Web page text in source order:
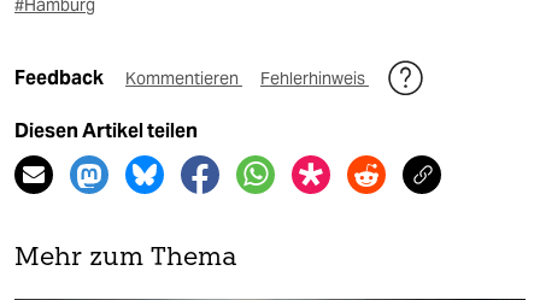
#Hamburg
Feedback Kommentieren Fehlerhinweis
Diesen Artikel teilen
Mehr zum Thema